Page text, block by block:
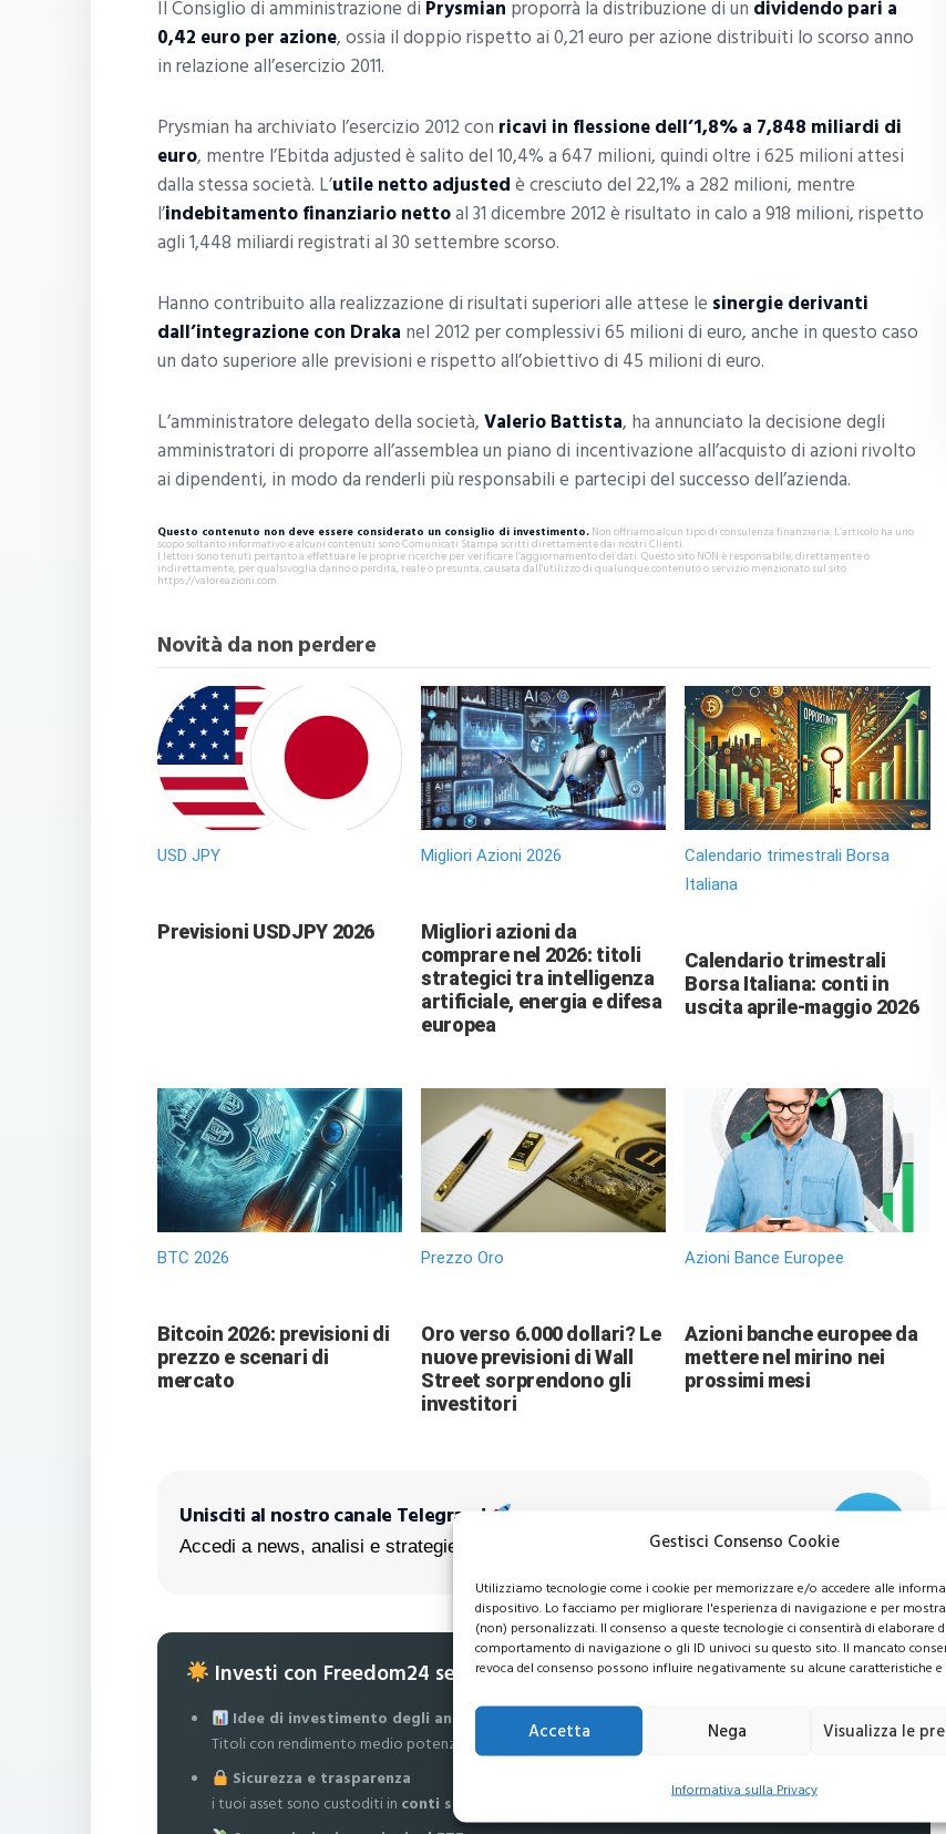
Gestisci Consenso Cookie
Utilizziamo tecnologie come i cookie per memorizzare e/o accedere alle
dispositivo. Lo facciamo per migliorare l'esperienza di navigazione e per
(non) personalizzati. Il consenso a queste tecnologie ci consentirà di elaborare
comportamento di navigazione o gli ID univoci su questo sito. Il mancato
revoca del consenso possono influire negativamente su alcune caratteristiche
Accetta Nega Visualizza le
Informativa sulla Privacy
Il Consiglio di amministrazione di Prysmian proporrà la distribuzione di un dividendo pari a
0,42 euro per azione, ossia il doppio rispetto ai 0,21 euro per azione distribuiti lo scorso anno
in relazione all’esercizio 2011.
Prysmian ha archiviato l’esercizio 2012 con ricavi in flessione dell’1,8% a 7,848 miliardi di
euro, mentre l’Ebitda adjusted è salito del 10,4% a 647 milioni, quindi oltre i 625 milioni attesi
dalla stessa società. L’utile netto adjustedè cresciuto del 22,1% a 282 milioni, mentre
l’indebitamento finanziario nettoal 31 dicembre 2012 è risultato in calo a 918 milioni, rispetto
agli 1,448 miliardi registrati al 30 settembre scorso.
Hanno contribuito alla realizzazione di risultati superiori alle attese le sinergie derivanti
dall’integrazione con Draka nel 2012 per complessivi 65 milioni di euro, anche in questo caso
un dato superiore alle previsioni e rispetto all’obiettivo di 45 milioni di euro.
L’amministratore delegato della società,Valerio Battista, ha annunciato la decisione degli
amministratori di proporre all’assemblea un piano di incentivazione all’acquisto di azioni rivolto
ai dipendenti, in modo da renderli più responsabili e partecipi del successo dell’azienda.
Questo contenuto non deve essere considerato un consiglio di investimento.Non offriamo alcun tipo di consulenza finanziaria. L’articolo ha uno
scopo soltanto informativo e alcuni contenuti sono Comunicati Stampa scritti direttamente dai nostri Clienti.
I lettori sono tenuti pertanto a effettuare le proprie ricerche per verificare l’aggiornamento dei dati. Questo sito NON è responsabile, direttamente o
indirettamente, per qualsivoglia danno o perdita, reale o presunta, causata dall'utilizzo di qualunque contenuto o servizio menzionato sul sito
https://valoreazioni.com.
Novità da non perdere
USD JPY
Previsioni USDJPY 2026
Migliori Azioni 2026
Migliori azioni da
comprare nel 2026: titoli
strategici tra intelligenza
artificiale, energia e difesa
europea
Calendario trimestrali Borsa
Italiana
Calendario trimestrali
Borsa Italiana: conti in
uscita aprile-maggio 2026
BTC 2026
Bitcoin 2026: previsioni di
prezzo e scenari di
mercato
Prezzo Oro
Oro verso 6.000 dollari? Le
nuove previsioni di Wall
Street sorprendono gli
investitori
Azioni Bance Europee
Azioni banche europee da
mettere nel mirino nei
prossimi mesi
Unisciti al nostro canale Telegram!
Accedi a news, analisi e strategie esclusive per i tuoi investimenti
Investi con Freedom24 senza commissioni
Idee di investimento degli analisti
Titoli con rendimento medio potenziale fino al 16%
Sicurezza e trasparenza
i tuoi asset sono custoditi in conti separati